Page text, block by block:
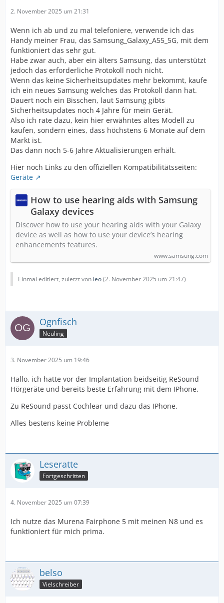
2. November 2025 um 21:31
Wenn ich ab und zu mal telefoniere, verwende ich das
Handy meiner Frau, das Samsung_Galaxy_A55_5G, mit dem
funktioniert das sehr gut.
Habe zwar auch, aber ein älters Samsung, das unterstützt
jedoch das erforderliche Protokoll noch nicht.
Wenn das keine Sicherheitsupdates mehr bekommt, kaufe
ich ein neues Samsung welches das Protokoll dann hat.
Dauert noch ein Bisschen, laut Samsung gibts
Sicherheitsupdates noch 4 Jahre für mein Gerät.
Also ich rate dazu, kein hier erwähntes altes Modell zu
kaufen, sondern eines, dass höchstens 6 Monate auf dem
Markt ist.
Das dann noch 5-6 Jahre Aktualisierungen erhält.
Hier noch Links zu den offiziellen Kompatibilitätsseiten:
Geräte
How to use hearing aids with Samsung
Galaxy devices
Discover how to use your hearing aids with your Galaxy
device as well as how to use your device’s hearing
enhancements features.
www.samsung.com
Einmal editiert, zuletzt von leo(2. November 2025 um 21:47)
Ognfisch
Neuling
3. November 2025 um 19:46
Hallo, ich hatte vor der Implantation beidseitig ReSound
Hörgeräte und bereits beste Erfahrung mit dem IPhone.
Zu ReSound passt Cochlear und dazu das IPhone.
Alles bestens keine Probleme
Leseratte
Fortgeschritten
4. November 2025 um 07:39
Ich nutze das Murena Fairphone 5 mit meinen N8 und es
funktioniert für mich prima.
belso
Vielschreiber